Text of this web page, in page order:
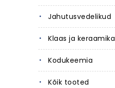
Jahutusvedelikud
Klaas ja keraamika
Kodukeemia
Kõik tooted